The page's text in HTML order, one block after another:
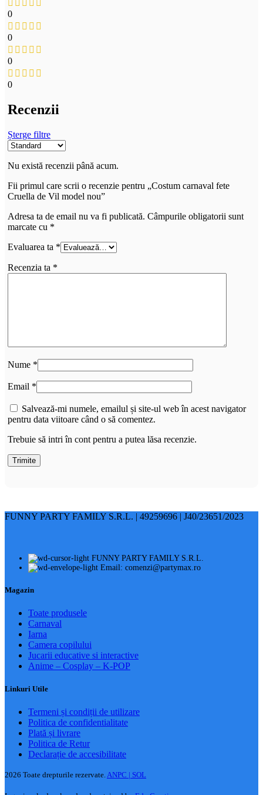
0
0
0
0
Recenzii
Șterge filtre
Nu există recenzii până acum.
Fii primul care scrii o recenzie pentru „Costum carnaval fete
Cruella de Vil model nou”
Adresa ta de email nu va fi publicată. Câmpurile obligatorii sunt
marcate cu *
Evaluarea ta *
Recenzia ta *
Nume *
Email *
Salvează-mi numele, emailul și site-ul web în acest navigator
pentru data viitoare când o să comentez.
Trebuie să intri în cont pentru a putea lăsa recenzie.
FUNNY PARTY FAMILY S.R.L. | 49259696 | J40/23651/2023
FUNNY PARTY FAMILY S.R.L.
Email: comenzi@partymax.ro
Magazin
Toate produsele
Carnaval
Iarna
Camera copilului
Jucarii educative si interactive
Anime – Cosplay – K‑POP
Linkuri Utile
Termeni și condiții de utilizare
Politica de confidentialitate
Plată și livrare
Politica de Retur
Declarație de accesibilitate
2026 Toate drepturile rezervate.ANPC | SOL